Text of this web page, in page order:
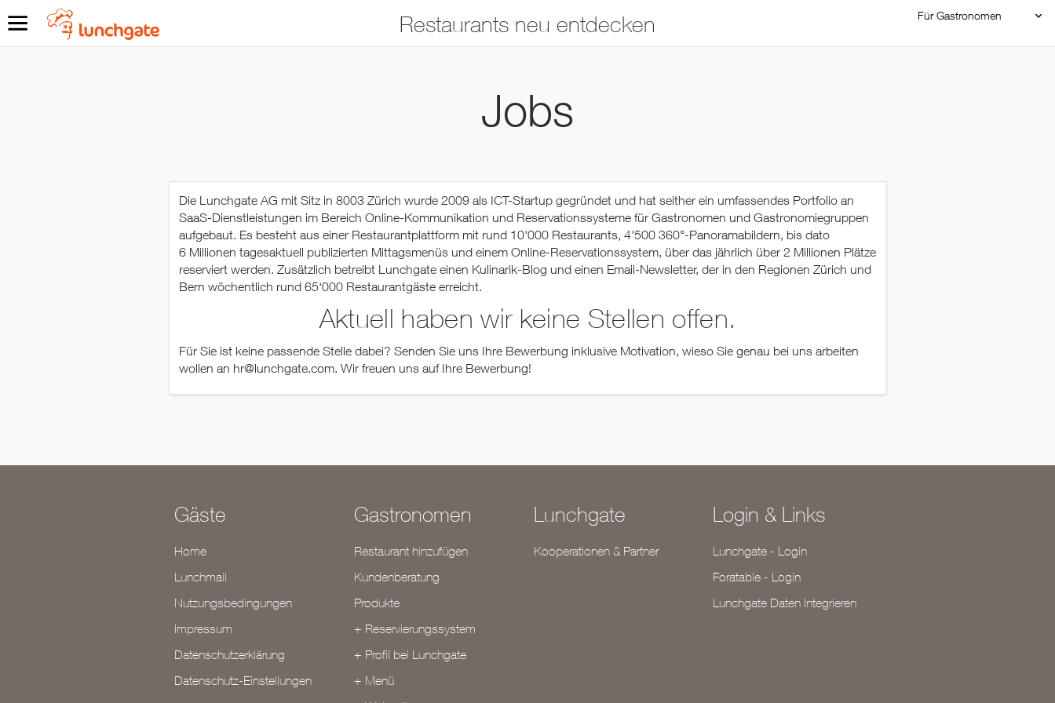
Restaurants neu entdecken
Für Gastronomen
Restaurants auf der
Geschmack
Italienisch
Französisch
Traditionell
Vegetarisch
Spanisch
Jobs
Die Lunchgate AG mit Sitz in 8003 Zürich wurde 2009 als ICT-Startup gegründet und hat seither ein umfassendes Portfolio an
SaaS-Dienstleistungen im Bereich Online-Kommunikation und Reservationssysteme für Gastronomen und Gastronomiegruppen
aufgebaut. Es besteht aus einer Restaurantplattform mit rund 10'000 Restaurants, 4'500 360°-Panoramabildern, bis dato
6 Millionen tagesaktuell publizierten Mittagsmenüs und einem Online-Reservationssystem, über das jährlich über 2 Millionen Plätze
reserviert werden. Zusätzlich betreibt Lunchgate einen Kulinarik-Blog und einen Email-Newsletter, der in den Regionen Zürich und
Bern wöchentlich rund 65‘000 Restaurantgäste erreicht.
Aktuell haben wir keine Stellen offen.
Für Sie ist keine passende Stelle dabei? Senden Sie uns Ihre Bewerbung inklusive Motivation, wieso Sie genau bei uns arbeiten
wollen an hr@lunchgate.com. Wir freuen uns auf Ihre Bewerbung!
Gäste
Home
Lunchmail
Nutzungsbedingungen
Impressum
Datenschutzerklärung
Datenschutz-Einstellungen
Gastronomen
Restaurant hinzufügen
Kundenberatung
Produkte
+ Reservierungssystem
+ Profil bei Lunchgate
+ Menü
Lunchgate
Kooperationen & Partner
Login & Links
Lunchgate - Login
Foratable - Login
Lunchgate Daten Integrieren